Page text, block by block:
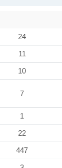
24
11
10
7
1
22
447